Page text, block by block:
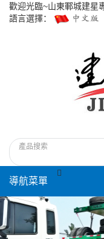
歡迎光臨~山東鄆城建星
語言選擇：
導航菜單